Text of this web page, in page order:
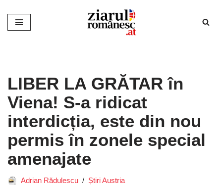
Sari
LIBER LA GRĂTAR în
Viena! S-a ridicat
interdicția, este din nou
permis în zonele special
amenajate
Adrian Rădulescu Știri Austria